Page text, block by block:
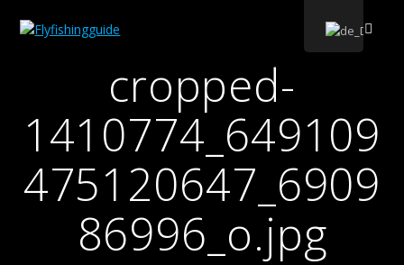
cropped-
1410774_649109
475120647_6909
86996_o.jpg